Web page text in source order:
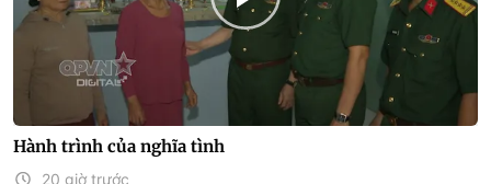
Hành trình của nghĩa tình
20 giờ trước